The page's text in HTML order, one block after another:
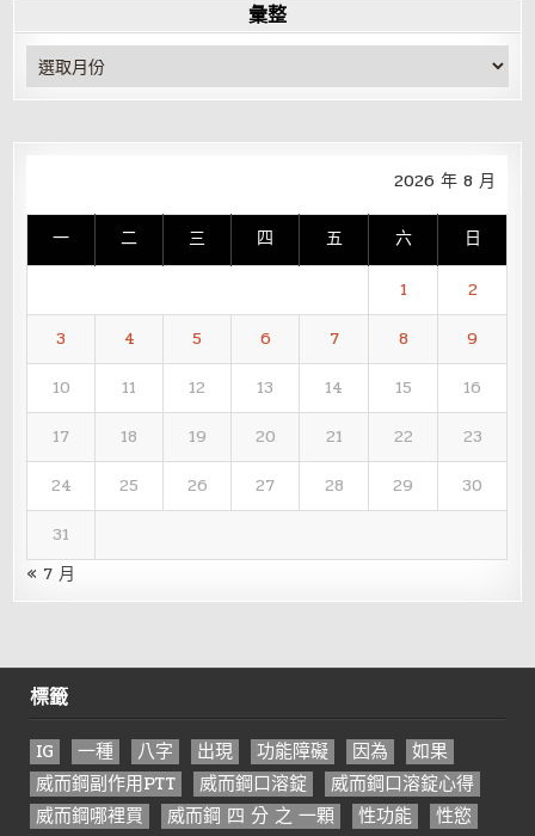
彙整
彙
整
2026 年 8 月
一 二 三 四 五 六 日
1
2
3
4 5 6 7 8
9
10
11 12 13 14 15
16
17
18 19 20 21 22
23
24
25 26 27 28 29
30
31
« 7 月
標籤
IG 一種 八字 出現 功能障礙 因為
如果
威而鋼副作用PTT
威而鋼口溶錠
威而鋼口溶錠心得
威而鋼哪裡買
威而鋼 四 分 之 一顆 性功能
性慾